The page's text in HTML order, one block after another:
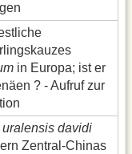
in Europa; ist er
? - Aufruf zur
uralensis davidi
Zentral-Chinas